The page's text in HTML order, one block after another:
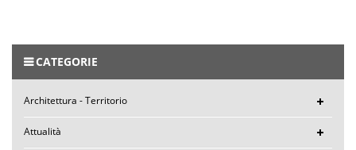
CATEGORIE
Architettura - Territorio
Attualità